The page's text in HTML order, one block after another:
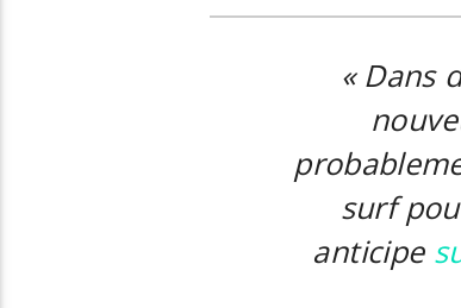
« Dans
surf
anticipe